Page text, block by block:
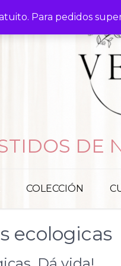
Para pedidos
DE
COLECCIÓN
ecologicas